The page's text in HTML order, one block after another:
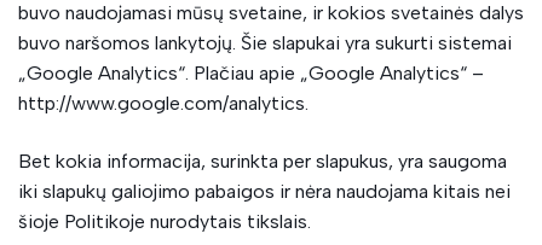
buvo naudojamasi mūsų svetaine, ir kokios svetainės dalys
buvo naršomos lankytojų. Šie slapukai yra sukurti sistemai
„Google Analytics“. Plačiau apie „Google Analytics“ –
http://www.google.com/analytics.
Bet kokia informacija, surinkta per slapukus, yra saugoma
iki slapukų galiojimo pabaigos ir nėra naudojama kitais nei
šioje Politikoje nurodytais tikslais.